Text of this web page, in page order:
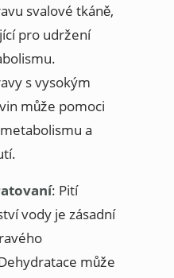
svalové tkáně,
pro udržení
s vysokým
může pomoci
a
: Pití
vody je zásadní
může